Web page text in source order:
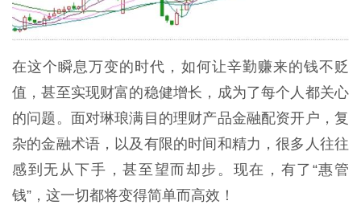
在这个瞬息万变的时代，如何让辛勤赚来的钱不贬
值，甚至实现财富的稳健增长，成为了每个人都关心
的问题。面对琳琅满目的理财产品金融配资开户，复
杂的金融术语，以及有限的时间和精力，很多人往往
感到无从下手，甚至望而却步。现在，有了“惠管
钱”，这一切都将变得简单而高效！